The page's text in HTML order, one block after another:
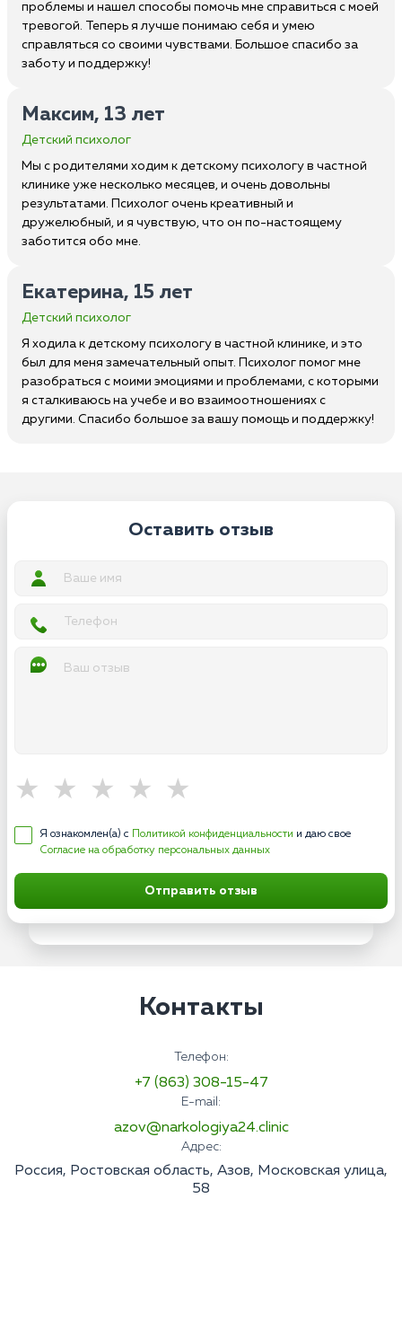
проблемы и нашел способы помочь мне справиться с моей
тревогой. Теперь я лучше понимаю себя и умею
справляться со своими чувствами. Большое спасибо за
заботу и поддержку!
Максим, 13 лет
Детский психолог
Мы с родителями ходим к детскому психологу в частной
клинике уже несколько месяцев, и очень довольны
результатами. Психолог очень креативный и
дружелюбный, и я чувствую, что он по-настоящему
заботится обо мне.
Екатерина, 15 лет
Детский психолог
Я ходила к детскому психологу в частной клинике, и это
был для меня замечательный опыт. Психолог помог мне
разобраться с моими эмоциями и проблемами, с которыми
я сталкиваюсь на учебе и во взаимоотношениях с
другими. Спасибо большое за вашу помощь и поддержку!
Оставить отзыв
Я ознакомлен(а) с Политикой конфиденциальности и даю свое
Согласие на обработку персональных данных
Отправить отзыв
Контакты
Телефон:
+7 (863) 308-15-47
E-mail:
azov@narkologiya24.clinic
Адрес:
Россия, Ростовская область, Азов, Московская улица,
58